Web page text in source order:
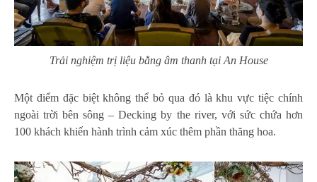
Trải nghiệm trị liệu bằng âm thanh tại An House
Một điểm đặc biệt không thể bỏ qua đó là khu vực tiệc chính
ngoài trời bên sông – Decking by the river, với sức chứa hơn
100 khách khiến hành trình cảm xúc thêm phần thăng hoa.